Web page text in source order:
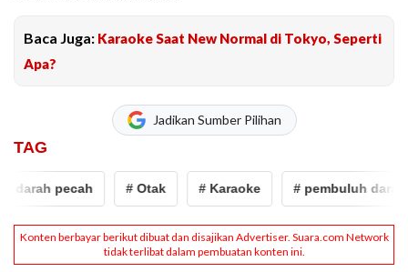
Baca Juga: Karaoke Saat New Normal di Tokyo, Seperti
Apa?
Jadikan Sumber Pilihan
TAG
darah pecah # Otak # Karaoke # pembuluh darah